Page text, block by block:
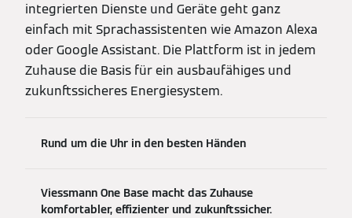
integrierten Dienste und Geräte geht ganz
einfach mit Sprachassistenten wie Amazon Alexa
oder Google Assistant. Die Plattform ist in jedem
Zuhause die Basis für ein ausbaufähiges und
zukunftssicheres Energiesystem.
Rund um die Uhr in den besten Händen
Viessmann One Base macht das Zuhause
komfortabler, effizienter und zukunftssicher.